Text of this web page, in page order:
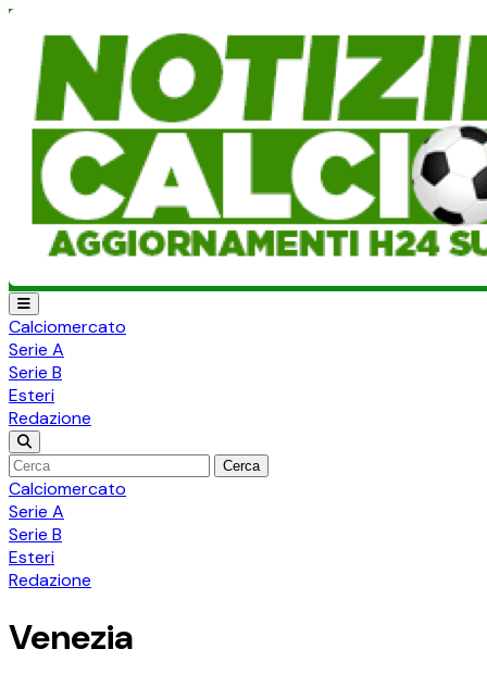
Calciomercato
Serie A
Serie B
Esteri
Redazione
Cerca
Calciomercato
Serie A
Serie B
Esteri
Redazione
Venezia